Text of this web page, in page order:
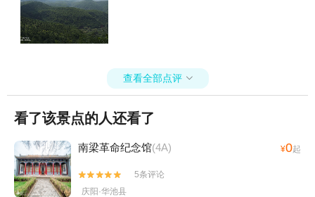
查看全部点评 
看了该景点的人还看了
南梁革命纪念馆(4A) ¥0起


5条评论
庆阳·华池县